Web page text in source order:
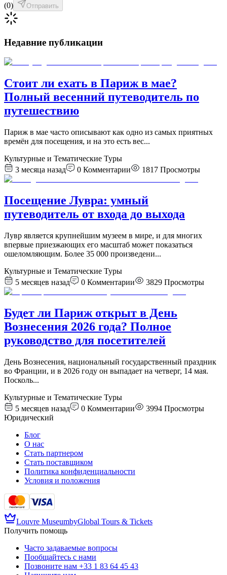
(0) Отправить
Недавние публикации
Стоит ли ехать в Париж в мае?
Полный весенний путеводитель по
путешествию
Париж в мае часто описывают как одно из самых приятных
времён для посещения, и на это есть вес...
Культурные и Тематические Туры
3 месяца назад
0 Комментарии 1817 Просмотры
Посещение Лувра: умный
путеводитель от входа до выхода
Лувр является крупнейшим музеем в мире, и для многих
впервые приезжающих его масштаб может показаться
ошеломляющим. Более 35 000 произведени...
Культурные и Тематические Туры
5 месяцев назад
0 Комментарии 3829 Просмотры
Будет ли Париж открыт в День
Вознесения 2026 года? Полное
руководство для посетителей
День Вознесения, национальный государственный праздник
во Франции, и в 2026 году он выпадает на четверг, 14 мая.
Посколь...
Культурные и Тематические Туры
5 месяцев назад
0 Комментарии 3994 Просмотры
Юридический
Блог
О нас
Стать партнером
Стать поставщиком
Политика конфиденциальности
Условия и положения
Louvre MuseumbyGlobal Tours & Tickets
Получить помощь
Часто задаваемые вопросы
Пообщайтесь с нами
Позвоните нам +33 1 83 64 45 43